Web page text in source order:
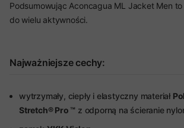
Podsumowując Aconcagua ML Jacket Men to
do wielu aktywności.
Najważniejsze cechy:
wytrzymały, ciepły i elastyczny materiał
Stretch® Pro ™ z odporną na ścieranie